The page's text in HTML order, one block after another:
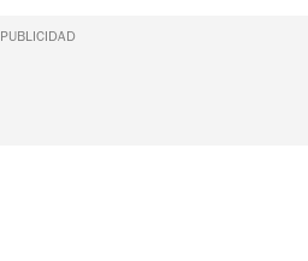
PUBLICIDAD